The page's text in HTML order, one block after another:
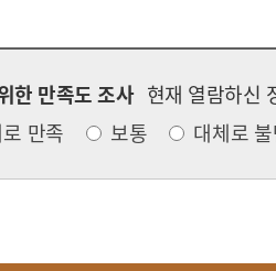
한 만족도 조사 현재 열람하신
만족 보통 대체로